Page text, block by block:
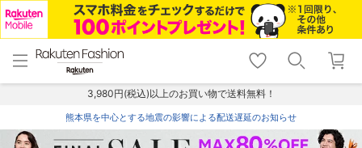
menu home
トップ
shopping_cart lock_outline
ログイン
3,980円(税込)以上のお買い物で送料無料！
熊本県を中心とする地震の影響による配送遅延のお知らせ